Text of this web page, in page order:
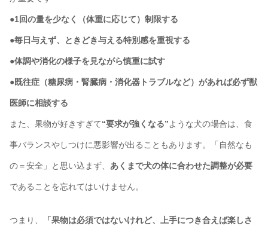
●1回の量を少なく（体重に応じて）制限する
●毎日与えず、ときどき与える特別感を重視する
●体調や消化の様子を見ながら慎重に試す
●既往症（糖尿病・腎臓病・消化器トラブルなど）があれば必ず獣
医師に相談する
また、果物が好きすぎて“要求が強くなる”ような犬の場合は、食
事バランスやしつけに悪影響が出ることもあります。「自然なも
の＝安全」と思い込まず、 あくまで犬の体に合わせた調整が必要
であることを忘れてはいけません。
つまり、 「果物は必須ではないけれど、上手につき合えば楽しさ